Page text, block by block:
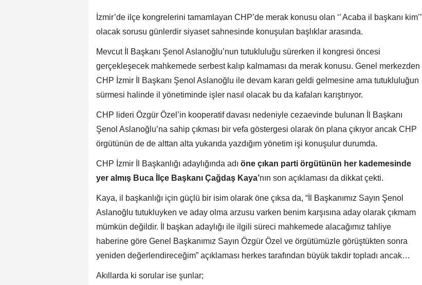
İzmir’de ilçe kongrelerini tamamlayan CHP’de merak konusu olan ‘’ Acaba il başkanı kim’’
olacak sorusu günlerdir siyaset sahnesinde konuşulan başlıklar arasında.
Mevcut İl Başkanı Şenol Aslanoğlu’nun tutukluluğu sürerken il kongresi öncesi
gerçekleşecek mahkemede serbest kalıp kalmaması da merak konusu. Genel merkezden
CHP İzmir İl Başkanı Şenol Aslanoğlu ile devam kararı geldi gelmesine ama tutukluluğun
sürmesi halinde il yönetiminde işler nasıl olacak bu da kafaları karıştırıyor.
CHP lideri Özgür Özel’in kooperatif davası nedeniyle cezaevinde bulunan İl Başkanı
Şenol Aslanoğlu’na sahip çıkması bir vefa göstergesi olarak ön plana çıkıyor ancak CHP
örgütünün de de alttan alta yukarıda yazdığım yönetim işi konuşulur durumda.
CHP İzmir İl Başkanlığı adaylığında adı öne çıkan parti örgütünün her kademesinde
yer almış Buca İlçe Başkanı Çağdaş Kaya’nın son açıklaması da dikkat çekti.
Kaya, il başkanlığı için güçlü bir isim olarak öne çıksa da, “İl Başkanımız Sayın Şenol
Aslanoğlu tutukluyken ve aday olma arzusu varken benim karşısına aday olarak çıkmam
mümkün değildir. İl başkan adaylığı ile ilgili süreci mahkemede alacağımız tahliye
haberine göre Genel Başkanımız Sayın Özgür Özel ve örgütümüzle görüştükten sonra
yeniden değerlendireceğim” açıklaması herkes tarafından büyük takdir topladı ancak…
Akıllarda ki sorular ise şunlar;